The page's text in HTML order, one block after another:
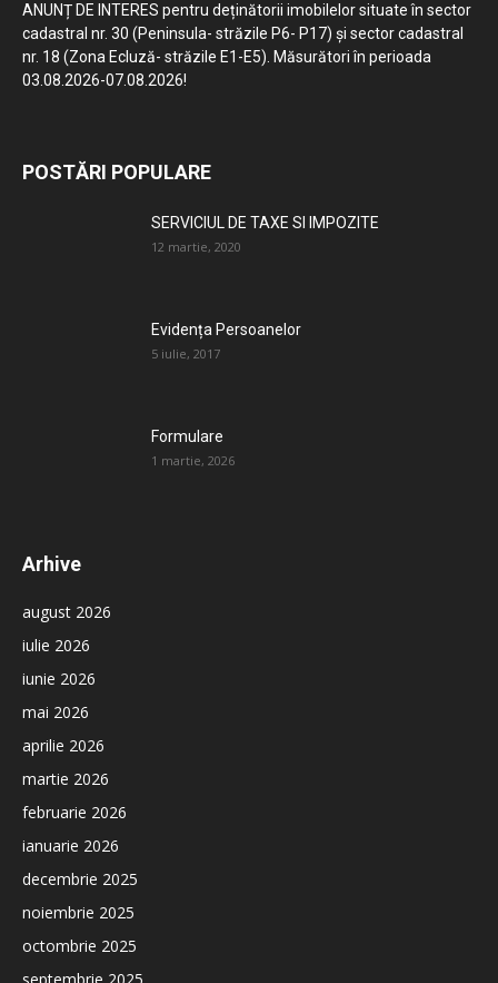
ANUNȚ DE INTERES pentru deținătorii imobilelor situate în sector
cadastral nr. 30 (Peninsula- străzile P6- P17) și sector cadastral
nr. 18 (Zona Ecluză- străzile E1-E5). Măsurători în perioada
03.08.2026-07.08.2026!
POSTĂRI POPULARE
SERVICIUL DE TAXE SI IMPOZITE
12 martie, 2020
Evidența Persoanelor
5 iulie, 2017
Formulare
1 martie, 2026
Arhive
august 2026
iulie 2026
iunie 2026
mai 2026
aprilie 2026
martie 2026
februarie 2026
ianuarie 2026
decembrie 2025
noiembrie 2025
octombrie 2025